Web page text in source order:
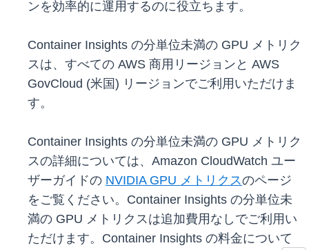
ンを効率的に運用するのに役立ちます。
Container Insights の分単位未満の GPU メトリク
スは、すべての AWS 商用リージョンと AWS
GovCloud (米国) リージョンでご利用いただけま
す。
Container Insights の分単位未満の GPU メトリク
スの詳細については、Amazon CloudWatch ユー
ザーガイドの NVIDIA GPU メトリクスのページ
をご覧ください。Container Insights の分単位未
満の GPU メトリクスは追加費用なしでご利用い
ただけます。Container Insights の料金について